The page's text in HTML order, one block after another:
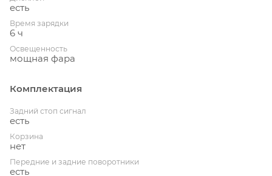
есть
Время зарядки
6 ч
Освещенность
мощная фара
Комплектация
Задний стоп сигнал
есть
Корзина
нет
Передние и задние поворотники
есть